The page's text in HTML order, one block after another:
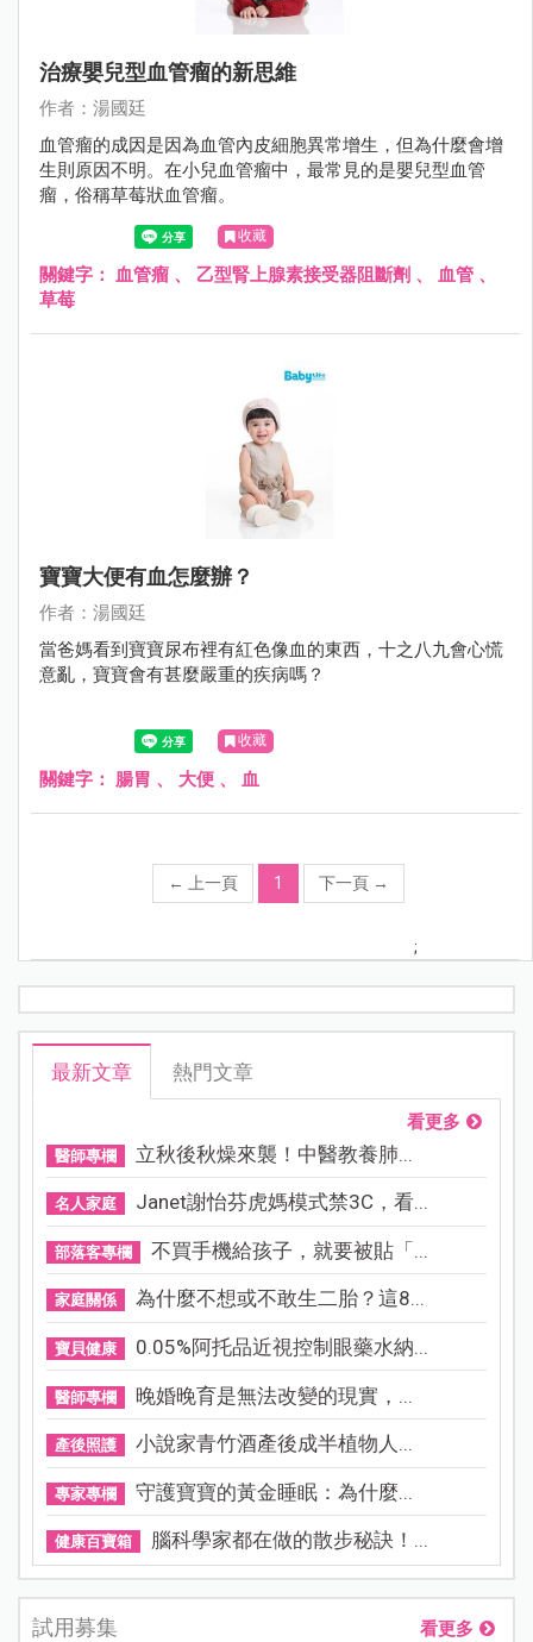
治療嬰兒型血管瘤的新思維
作者：湯國廷
血管瘤的成因是因為血管內皮細胞異常增生，但為什麼會增
生則原因不明。在小兒血管瘤中，最常見的是嬰兒型血管
瘤，俗稱草莓狀血管瘤。
收藏
關鍵字： 血管瘤 、 乙型腎上腺素接受器阻斷劑 、 血管 、
草莓
寶寶大便有血怎麼辦？
作者：湯國廷
當爸媽看到寶寶尿布裡有紅色像血的東西，十之八九會心慌
意亂，寶寶會有甚麼嚴重的疾病嗎？
收藏
關鍵字： 腸胃 、 大便 、 血
← 上一頁 1 下一頁 →
;
最新文章 熱門文章
看更多
醫師專欄 立秋後秋燥來襲！中醫教養肺...
名人家庭 Janet謝怡芬虎媽模式禁3C，看...
部落客專欄 不買手機給孩子，就要被貼「...
家庭關係 為什麼不想或不敢生二胎？這8...
寶貝健康 0.05%阿托品近視控制眼藥水納...
醫師專欄 晚婚晚育是無法改變的現實，...
產後照護 小說家青竹酒產後成半植物人...
專家專欄 守護寶寶的黃金睡眠：為什麼...
健康百寶箱 腦科學家都在做的散步秘訣！...
試用募集 看更多